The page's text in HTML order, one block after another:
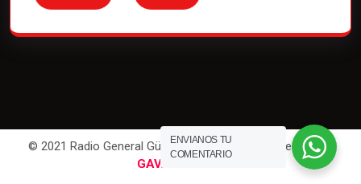
© 2021 Radio General Güemes. All Rights Reserved | Por
GAVAWEB
ENVIANOS TU
COMENTARIO